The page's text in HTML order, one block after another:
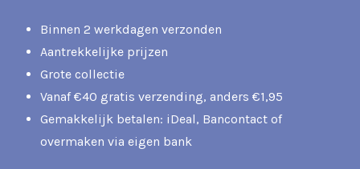
Binnen 2 werkdagen verzonden
Aantrekkelijke prijzen
Grote collectie
Vanaf €40 gratis verzending, anders €1,95
Gemakkelijk betalen: iDeal, Bancontact of
overmaken via eigen bank